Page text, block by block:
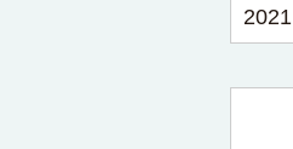
2021